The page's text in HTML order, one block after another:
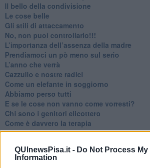
QUInewsPisa.it - Do Not Process My
Information
​Il bello della condivisione
Le cose belle
​Gli stili di attaccamento
No, non puoi controllarlo!!!
​L’importanza dell’assenza della madre
​Prendiamoci un pò meno sul serio
​L’anno che verrà
​Cazzullo e nostre radici
​Come un elefante in soggiorno
​Abbiamo perso tutti
E se le cose non vanno come vorresti?
​Chi sono i genitori elicottero
Come è davvero la terapia
Quando il diritto alla disconnessione non
​Il diritto ad essere disconnessi
​Il pensiero dicotomico e la salute mentale